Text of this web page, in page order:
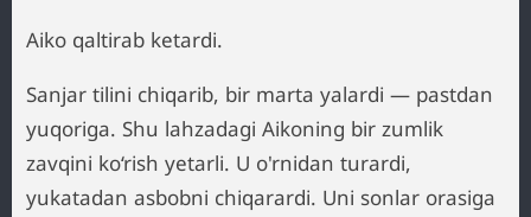
Aiko qaltirab ketardi.
Sanjar tilini chiqarib, bir marta yalardi — pastdan
yuqoriga. Shu lahzadagi Aikoning bir zumlik
zavqini ko‘rish yetarli. U o'rnidan turardi,
yukatadan asbobni chiqarardi. Uni sonlar orasiga